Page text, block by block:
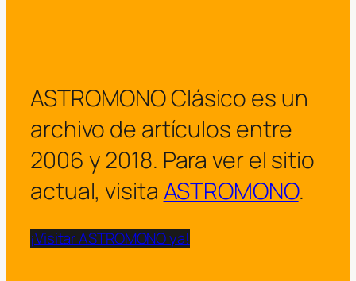
ASTROMONO Clásico es un
archivo de artículos entre
2006 y 2018. Para ver el sitio
actual, visita ASTROMONO.
¡Visitar ASTROMONO ya!